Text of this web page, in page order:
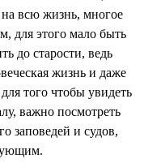
на всю жизнь, многое
для этого мало быть
до старости, ведь
жизнь и даже
того чтобы увидеть
важно посмотреть
заповедей и судов,